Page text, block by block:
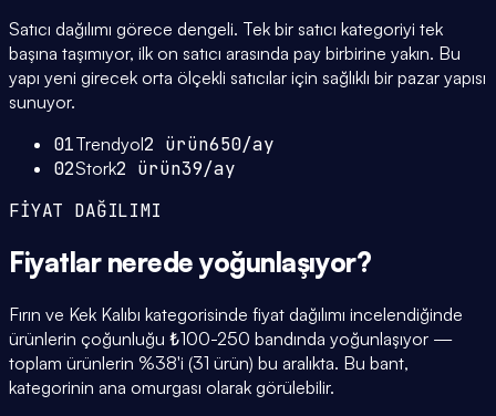
Satıcı dağılımı görece dengeli. Tek bir satıcı kategoriyi tek
başına taşımıyor, ilk on satıcı arasında pay birbirine yakın. Bu
yapı yeni girecek orta ölçekli satıcılar için sağlıklı bir pazar yapısı
sunuyor.
01Trendyol2 ürün650/ay
02Stork2 ürün39/ay
FİYAT DAĞILIMI
Fiyatlar nerede yoğunlaşıyor?
Fırın ve Kek Kalıbı kategorisinde fiyat dağılımı incelendiğinde
ürünlerin çoğunluğu ₺100-250 bandında yoğunlaşıyor —
toplam ürünlerin %38'i (31 ürün) bu aralıkta. Bu bant,
kategorinin ana omurgası olarak görülebilir.